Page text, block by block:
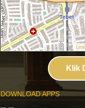
Klik
DOWNLOAD APPS